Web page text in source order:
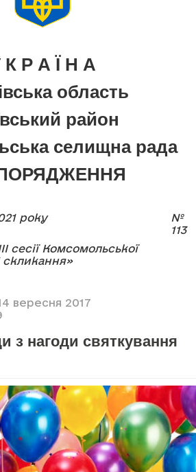
К Р А Ї Н А
область
район
селищна рада
2021 року
сесії Комсомольської
скликання»
№
113
вересня 2017
з нагоди святкування